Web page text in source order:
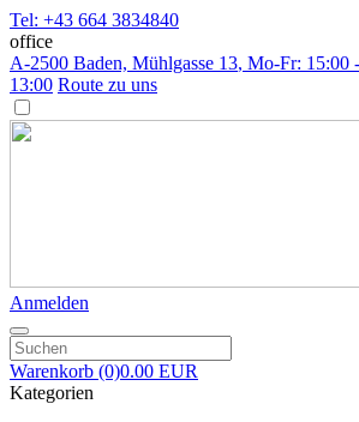
Tel: +43 664 3834840
office
A-2500 Baden, Mühlgasse 13, Mo-Fr: 15:00
13:00 Route zu uns
Anmelden
Warenkorb (0)0.00 EUR
Kategorien